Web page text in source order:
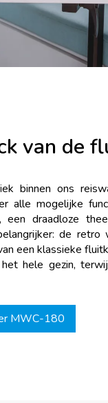
van de
binnen ons
alle mogelijke
een draadloze
de
een klassieke
hele gezin,
MWC-180